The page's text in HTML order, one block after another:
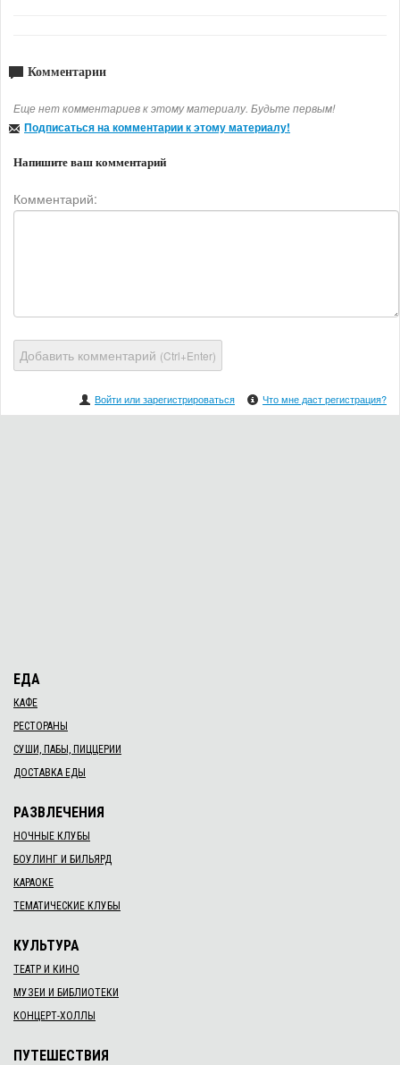
Комментарии
Еще нет комментариев к этому материалу. Будьте первым!
Подписаться на комментарии к этому материалу!
Напишите ваш комментарий
Комментарий:
Добавить комментарий (Ctrl+Enter)
Войти или зарегистрироваться Что мне даст регистрация?
ЕДА
КАФЕ
РЕСТОРАНЫ
СУШИ, ПАБЫ, ПИЦЦЕРИИ
ДОСТАВКА ЕДЫ
РАЗВЛЕЧЕНИЯ
НОЧНЫЕ КЛУБЫ
БОУЛИНГ И БИЛЬЯРД
КАРАОКЕ
ТЕМАТИЧЕСКИЕ КЛУБЫ
КУЛЬТУРА
ТЕАТР И КИНО
МУЗЕИ И БИБЛИОТЕКИ
КОНЦЕРТ-ХОЛЛЫ
ПУТЕШЕСТВИЯ